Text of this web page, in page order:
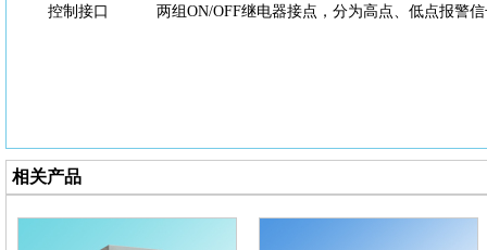
控制接口
两组 ON/OFF继电器接点，分为高点、低点报警
相关产品